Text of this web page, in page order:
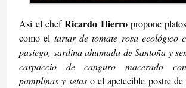
Así el chefRicardo Hierropropone
como el tartar de tomate rosa ecológico
pasiego, sardina ahumada de Santoña y
carpaccio de canguro macerado
pamplinas y setaso el apetecible postre de